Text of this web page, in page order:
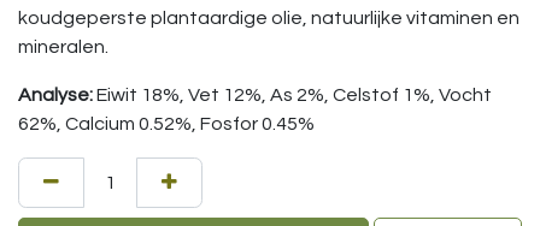
koudgeperste plantaardige olie, natuurlijke vitaminen en
mineralen.
Analyse:Eiwit 18%, Vet 12%, As 2%, Celstof 1%, Vocht
62%, Calcium 0.52%, Fosfor 0.45%